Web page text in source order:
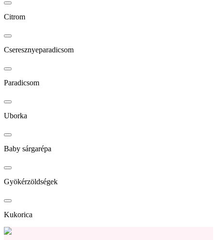
Citrom
Cseresznyeparadicsom
Paradicsom
Uborka
Baby sárgarépa
Gyökérzöldségek
Kukorica